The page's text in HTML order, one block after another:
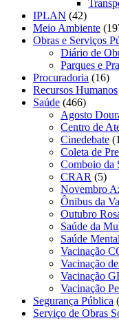
IPLAN (42)
Meio Ambiente
Obras e Serviços
Diário de
Parques e
Procuradoria (16)
Recursos Humanos
Saúde (466)
Agosto
Centro de
Cinedebate
Coleta de
Comboio da
CRAR (5)
Novembro
Ônibus da
Outubro
Saúde da
Saúde Mental
Vacinação
Vacinação
Vacinação
Vacinação
Segurança Pública
Serviço de Obras